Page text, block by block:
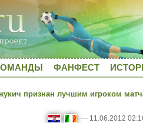
ФАНФЕСТ
признан лучшим игроком
— 11.06.2012